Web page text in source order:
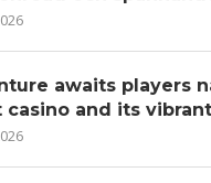
awaits players
casino and its